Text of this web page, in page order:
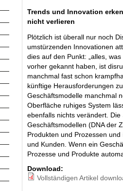
Trends und Innovation
nicht verlieren
Plötzlich ist überall nur noch
umstürzenden Innovationen
dies auf den Punkt: „alles,
vorher gekannt haben, ist
manchmal fast schon
künftige Herausforderungen
Geschäftsmodelle manchmal
Oberfläche ruhiges System
ebenfalls nichts verändert.
Geschäftsmodellen (DNA der
Produkten und Prozessen
und Kunden. Wenn ein
Prozesse und Produkte
Download:
Vollständigen Artikel